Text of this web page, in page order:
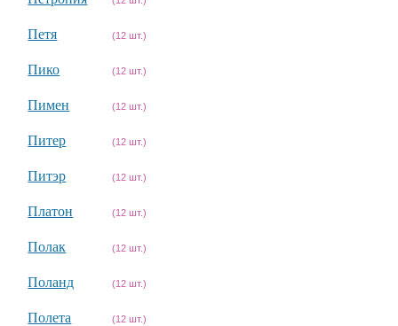
Петя (12 шт.)
Пико (12 шт.)
Пимен (12 шт.)
Питер (12 шт.)
Питэр (12 шт.)
Платон (12 шт.)
Полак (12 шт.)
Поланд (12 шт.)
Полета (12 шт.)